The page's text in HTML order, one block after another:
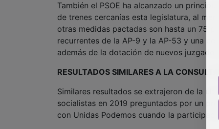
También el PSOE ha alcanzado un
de trenes cercanías esta legislatura, al
otras medidas pactadas son hasta un 75
recurrentes de la AP-9 y la AP-53 y una
además de la dotación de nuevos
RESULTADOS SIMILARES A LA
Similares resultados se extrajeron de la
socialistas en 2019 preguntados por un
con Unidas Podemos cuando la